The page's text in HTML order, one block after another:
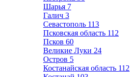
Шарья 7
Галич 3
Севастополь 113
Псковская область 112
Псков 60
Великие Луки 24
Остров 5
Костанайская область 112